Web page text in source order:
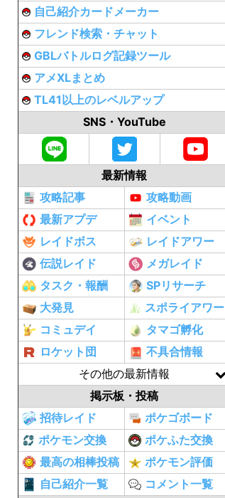
自己紹介カードメーカー
フレンド検索・チャット
GBLバトルログ記録ツール
アメXLまとめ
TL41以上のレベルアップ
SNS・YouTube
最新情報
攻略記事
攻略動画
最新アプデ
イベント
レイドボス
レイドアワー
伝説レイド
メガレイド
タスク・報酬
SPリサーチ
大発見
スポライアワー
コミュデイ
タマゴ孵化
ロケット団
不具合情報
その他の最新情報
掲示板・投稿
招待レイド
ポケゴボード
ポケモン交換
ポケふた交換
最高の相棒投稿
ポケモン評価
自己紹介一覧
コメント一覧